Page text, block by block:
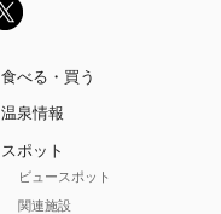
食べる・買う
温泉情報
スポット
ビュースポット
関連施設